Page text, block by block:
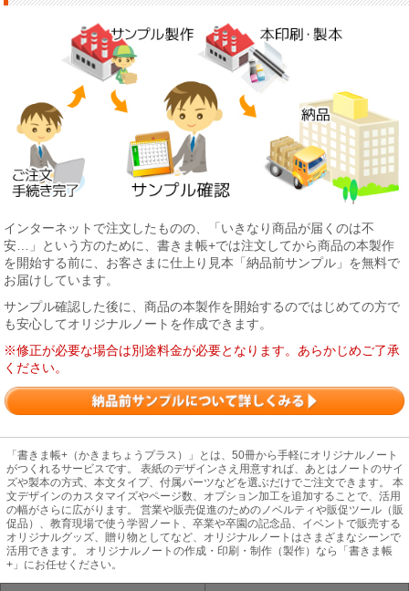
インターネットで注文したものの、「いきなり商品が届くのは不
安…」という方のために、書きま帳+では注文してから商品の本製作
を開始する前に、お客さまに仕上り見本「納品前サンプル」を無料で
お届けしています。
サンプル確認した後に、商品の本製作を開始するのではじめての方で
も安心してオリジナルノートを作成できます。
※修正が必要な場合は別途料金が必要となります。あらかじめご了承
ください。
「書きま帳+（かきまちょうプラス）」とは、50冊から手軽にオリジナルノート
がつくれるサービスです。 表紙のデザインさえ用意すれば、あとはノートのサイ
ズや製本の方式、本文タイプ、付属パーツなどを選ぶだけでご注文できます。 本
文デザインのカスタマイズやページ数、オプション加工を追加することで、活用
の幅がさらに広がります。 営業や販売促進のためのノベルティや販促ツール（販
促品）、教育現場で使う学習ノート、卒業や卒園の記念品、イベントで販売する
オリジナルグッズ、贈り物としてなど、オリジナルノートはさまざまなシーンで
活用できます。 オリジナルノートの作成・印刷・制作（製作）なら「書きま帳
+」にお任せください。